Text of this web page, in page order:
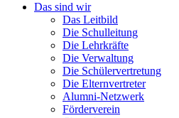
Das sind wir
Das Leitbild
Die Schulleitung
Die Lehrkräfte
Die Verwaltung
Die Schülervertretung
Die Elternvertreter
Alumni-Netzwerk
Förderverein